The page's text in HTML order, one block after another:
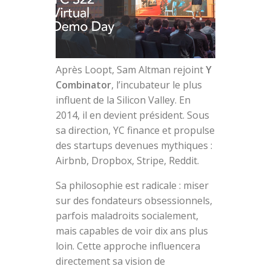
Après Loopt, Sam Altman rejointY
Combinator, l’incubateur le plus
influent de la Silicon Valley. En
2014, il en devient président. Sous
sa direction, YC finance et propulse
des startups devenues mythiques :
Airbnb, Dropbox, Stripe, Reddit.
Sa philosophie est radicale : miser
sur des fondateurs obsessionnels,
parfois maladroits socialement,
mais capables de voir dix ans plus
loin. Cette approche influencera
directement sa vision de